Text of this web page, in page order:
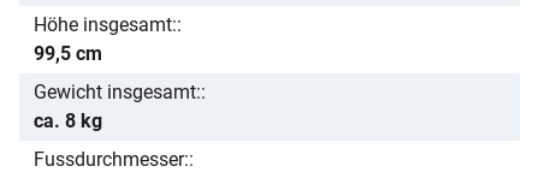
Höhe insgesamt:
99,5 cm
Gewicht insgesamt:
ca. 8 kg
Fussdurchmesser: